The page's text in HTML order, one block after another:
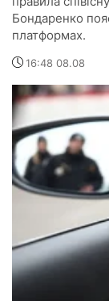
Бондаренко
платформах.
16:48 08.08